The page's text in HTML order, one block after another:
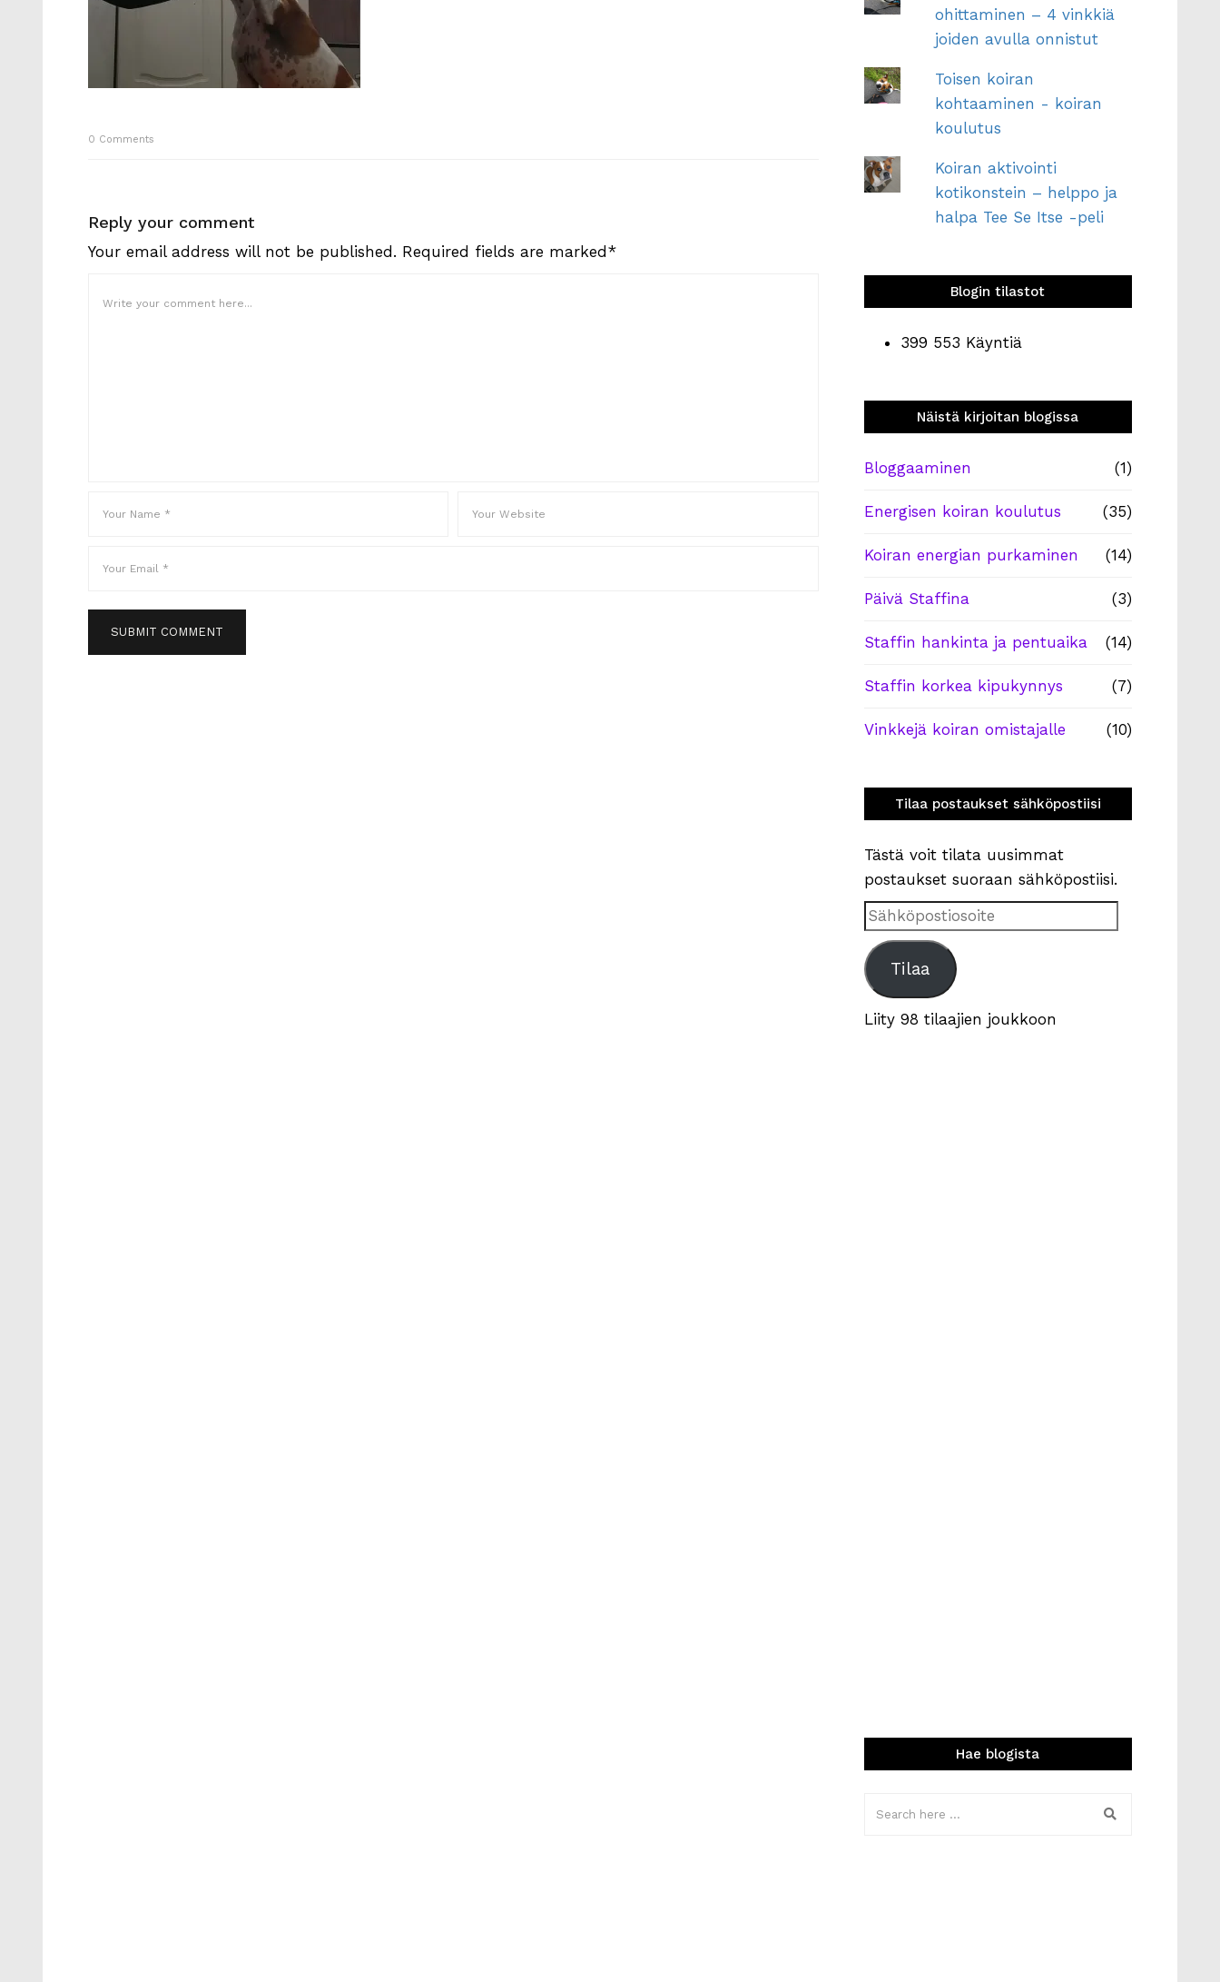
0 Comments
Reply your comment
Your email address will not be published. Required fields are marked*
ohittaminen – 4 vinkkiä
joiden avulla onnistut
Toisen koiran
kohtaaminen - koiran
koulutus
Koiran aktivointi
kotikonstein – helppo ja
halpa Tee Se Itse -peli
Blogin tilastot
399 553 Käyntiä
Näistä kirjoitan blogissa
Bloggaaminen (1)
Energisen koiran koulutus (35)
Koiran energian purkaminen (14)
Päivä Staffina (3)
Staffin hankinta ja pentuaika (14)
Staffin korkea kipukynnys (7)
Vinkkejä koiran omistajalle (10)
Tilaa postaukset sähköpostiisi
Tästä voit tilata uusimmat
postaukset suoraan sähköpostiisi.
Sähköpostiosoite
Tilaa
Liity 98 tilaajien joukkoon
Hae blogista